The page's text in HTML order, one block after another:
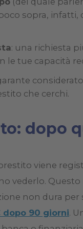
sopra,
: una richiesta
le tue capacità
che cerchi.
dopo
viene
vederlo.
non dura
90 giorni.